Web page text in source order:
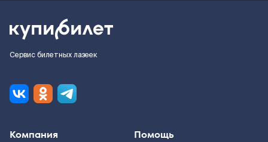
Сервис билетных лазеек
Компания Помощь